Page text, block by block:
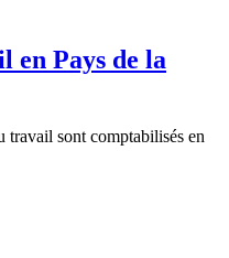
en Pays de la
travail sont comptabilisés en